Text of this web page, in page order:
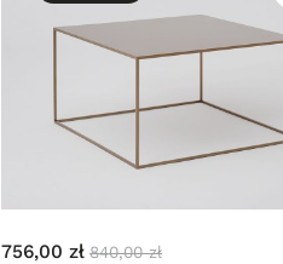
756,00 zł 840,00 zł